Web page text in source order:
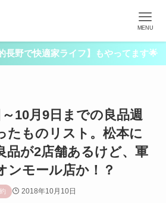
MENU
長野で快適家ライフ】もやってます🌟
10月9日までの良品週
たものリスト。松本に
品が2店舗あるけど、軍
ンモール店か！？
2018年10月10日